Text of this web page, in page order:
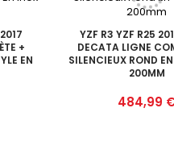
+
EN
YZF R3 YZF R25
DECATA LIGNE
SILENCIEUX ROND
200MM
Prix
484,99